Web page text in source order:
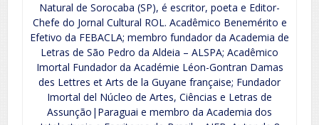
Natural de Sorocaba (SP), é escritor, poeta e Editor-
Chefe do Jornal Cultural ROL. Acadêmico Benemérito e
Efetivo da FEBACLA; membro fundador da Academia de
Letras de São Pedro da Aldeia – ALSPA; Acadêmico
Imortal Fundador da Académie Léon-Gontran Damas
des Lettres et Arts de la Guyane française; Fundador
Imortal del Núcleo de Artes, Ciências e Letras de
Assunção|Paraguai e membro da Academia dos